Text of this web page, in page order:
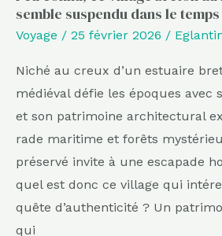
semble suspendu dans le temps
Voyage / 25 février 2026 /
Niché au creux d’un estuaire
médiéval défie les époques avec
et son patrimoine architectural
rade maritime et forêts
préservé invite à une escapade
quel est donc ce village qui
quête d’authenticité ? Un
qui
dans
le
temps